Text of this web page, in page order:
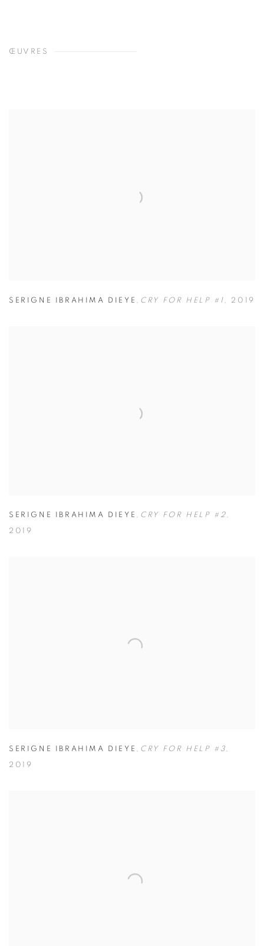
ŒUVRES
SERIGNE IBRAHIMA DIEYE , CRY FOR HELP #1 , 2019
SERIGNE IBRAHIMA DIEYE , CRY FOR HELP #2,
2019
SERIGNE IBRAHIMA DIEYE , CRY FOR HELP #3,
2019